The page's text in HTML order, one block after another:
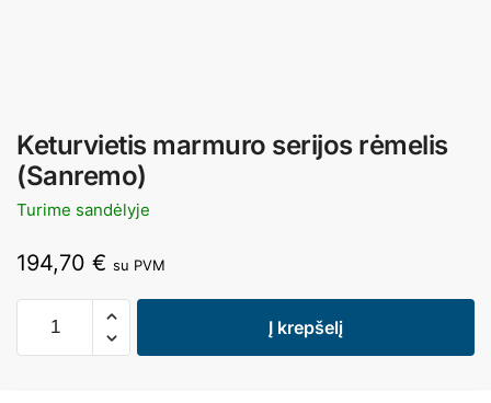
Keturvietis marmuro serijos rėmelis
(Sanremo)
Turime sandėlyje
194,70 € su PVM
Į krepšelį